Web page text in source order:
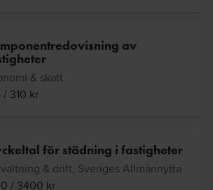
av
& skatt
/ 310 kr
för städning i fastigheter
& drift, Sveriges Allmännytta
/ 3400 kr